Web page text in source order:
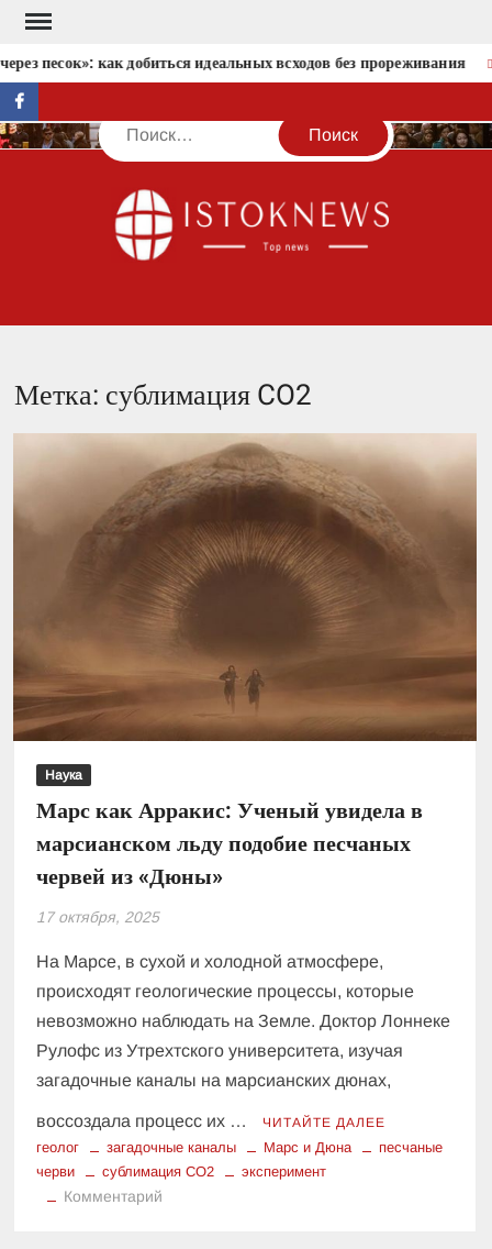
Перейти
содержимому
песок»: как добиться идеальных всходов без прореживания
facebook
Поиск
Метка: сублимация CO2
Наука
Марс как Арракис: Ученый увидела в
марсианском льду подобие песчаных
червей из «Дюны»
17 октября, 2025
На Марсе, в сухой и холодной атмосфере,
происходят геологические процессы, которые
невозможно наблюдать на Земле. Доктор Лоннеке
Рулофс из Утрехтского университета, изучая
загадочные каналы на марсианских дюнах,
воссоздала процесс их … ЧИТАЙТЕ ДАЛЕЕ
геолог загадочные каналы Марс и Дюна
песчаные
черви
сублимация CO2 эксперимент
Комментарий